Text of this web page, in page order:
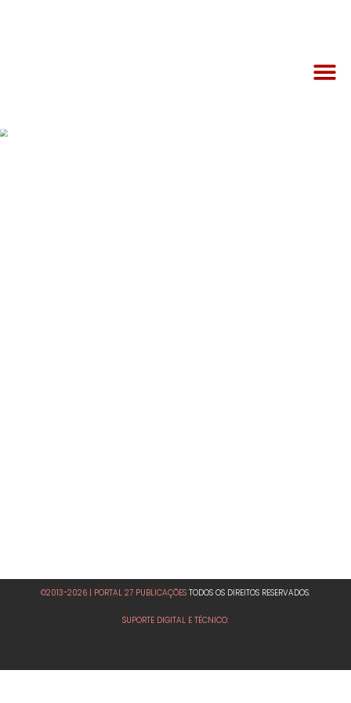
©2013-2026 | PORTAL 27 PUBLICAÇÕES TODOS OS DIREITOS RESERVADOS.
SUPORTE DIGITAL E TÉCNICO: